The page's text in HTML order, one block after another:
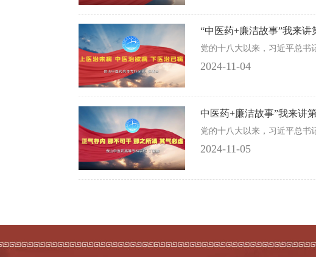
“中医药+廉洁故事”我来
党的十八大以来，习近平总书
2024-11-04
中医药+廉洁故事”我来讲
党的十八大以来，习近平总书
2024-11-05